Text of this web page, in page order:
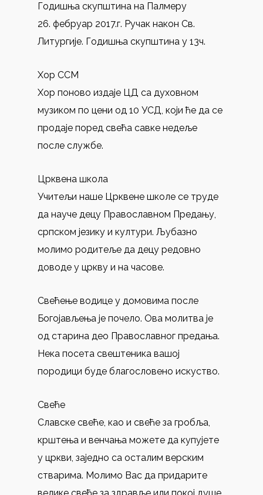
Годишња скупштина на Палмеру
26. фебруар 2017.г. Ручак након Св.
Литургије. Годишња скупштина у 13ч.
Хор ССМ
Хор поново издаје ЦД са духовном
музиком по цени од 10 УСД, који ће да се
продаје поред свећа савке недеље
после службе.
Црквена школа
Учитељи наше Црквене школе се труде
да науче децу Православном Предању,
српском језику и култури. Љубазно
молимо родитеље да децу редовно
доводе у цркву и на часове.
Свећење водице у домовима после
Богојављења је почело. Ова молитва је
од старина део Православног предања.
Нека посета свештеника вашој
породици буде благословено искуство.
Свеће
Славске свеће, као и свеће за гробља,
крштења и венчања можете да купујете
у цркви, заједно са осталим верским
стварима. Молимо Вас да придарите